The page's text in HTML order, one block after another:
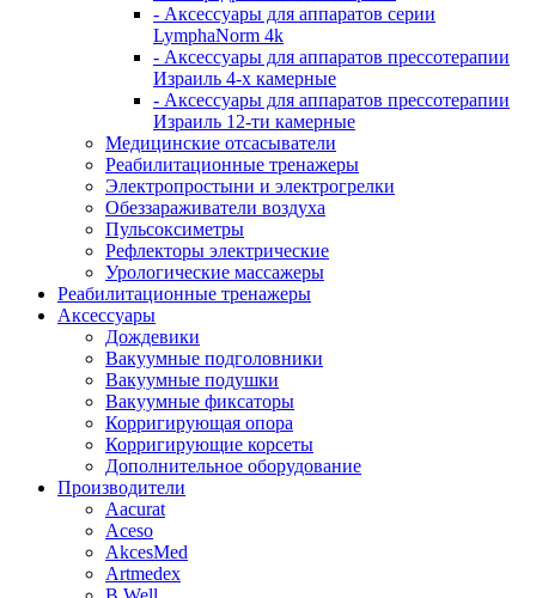
- Аксессуары для аппаратов серии
LymphaNorm 4k
- Аксессуары для аппаратов прессотерапии
Израиль 4-х камерные
- Аксессуары для аппаратов прессотерапии
Израиль 12-ти камерные
Медицинские отсасыватели
Реабилитационные тренажеры
Электропростыни и электрогрелки
Обеззараживатели воздуха
Пульсоксиметры
Рефлекторы электрические
Урологические массажеры
Реабилитационные тренажеры
Аксессуары
Дождевики
Вакуумные подголовники
Вакуумные подушки
Вакуумные фиксаторы
Корригирующая опора
Корригирующие корсеты
Дополнительное оборудование
Производители
Aacurat
Aceso
AkcesMed
Artmedex